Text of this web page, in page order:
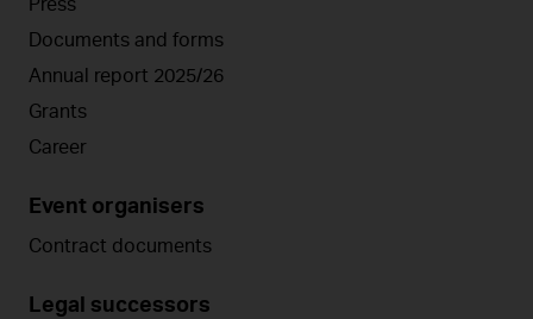
Documents and forms
Annual report 2025/26
Grants
Career
Event organisers
Contract documents
Legal successors